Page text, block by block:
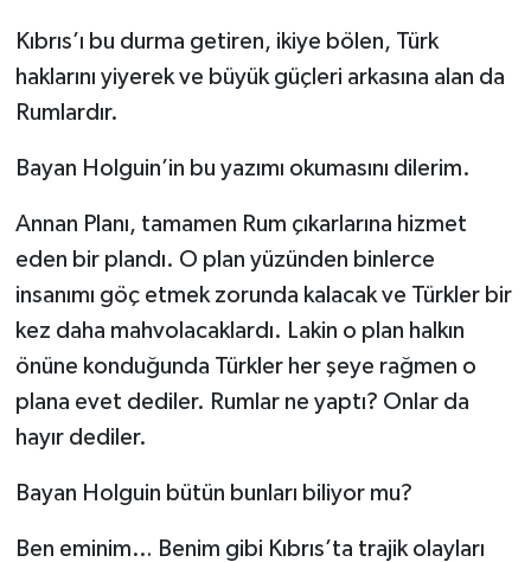
Kıbrıs’ı bu durma getiren, ikiye bölen, Türk
haklarını yiyerek ve büyük güçleri arkasına alan da
Rumlardır.
Bayan Holguin’in bu yazımı okumasını dilerim.
Annan Planı, tamamen Rum çıkarlarına hizmet
eden bir plandı. O plan yüzünden binlerce
insanımı göç etmek zorunda kalacak ve Türkler bir
kez daha mahvolacaklardı. Lakin o plan halkın
önüne konduğunda Türkler her şeye rağmen o
plana evet dediler. Rumlar ne yaptı? Onlar da
hayır dediler.
Bayan Holguin bütün bunları biliyor mu?
Ben eminim… Benim gibi Kıbrıs’ta trajik olayları